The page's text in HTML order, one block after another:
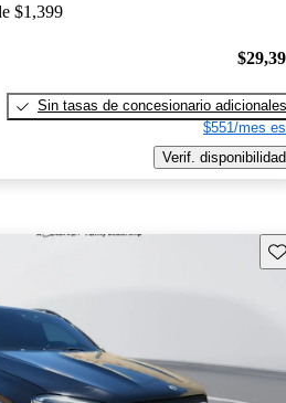
$1,399
Sin tasas de concesionario adicionales
$551/mes
Verif. disponibilidad